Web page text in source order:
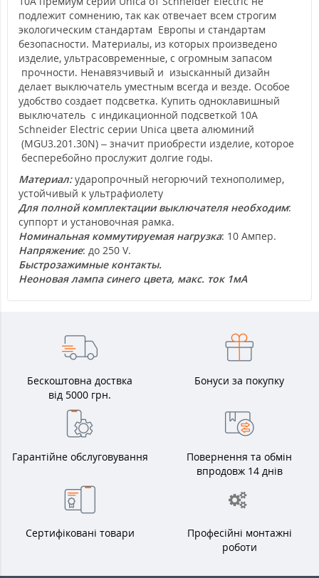
подлежит сомнению, так как отвечает всем строгим
экологическим стандартам Европы и стандартам
безопасности. Материалы, из которых произведено
изделие, ультрасовременные, с огромным запасом
прочности. Ненавязчивый и изысканный дизайн
делает выключатель уместным всегда и везде. Особое
удобство создает подсветка. Купить одноклавишный
выключатель с индикационной подсветкой 10А
Schneider Electric серии Unica цвета алюминий
(MGU3.201.30N) – значит приобрести изделие, которое
бесперебойно прослужит долгие годы.
Материал:ударопрочный негорючий технополимер,
устойчивый к ультрафиолету
Для полной комплектации выключателя необходим:
суппорт и установочная рамка.
Номинальная коммутируемая нагрузка: 10 Ампер.
Напряжение: до 250 V.
Быстрозажимные контакты.
Неоновая лампа синего цвета, макс. ток 1мА
Бескоштовна доствка
від 5000 грн.
Бонуси за покупку
Гарантійне обслуговування
Повернення та обмін
впродовж 14 днів
Сертифіковані товари
Професійні монтажні
роботи